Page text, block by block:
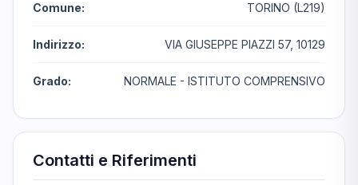
Comune: TORINO (L219)
Indirizzo: VIA GIUSEPPE PIAZZI 57, 10129
Grado: NORMALE - ISTITUTO COMPRENSIVO
Contatti e Riferimenti